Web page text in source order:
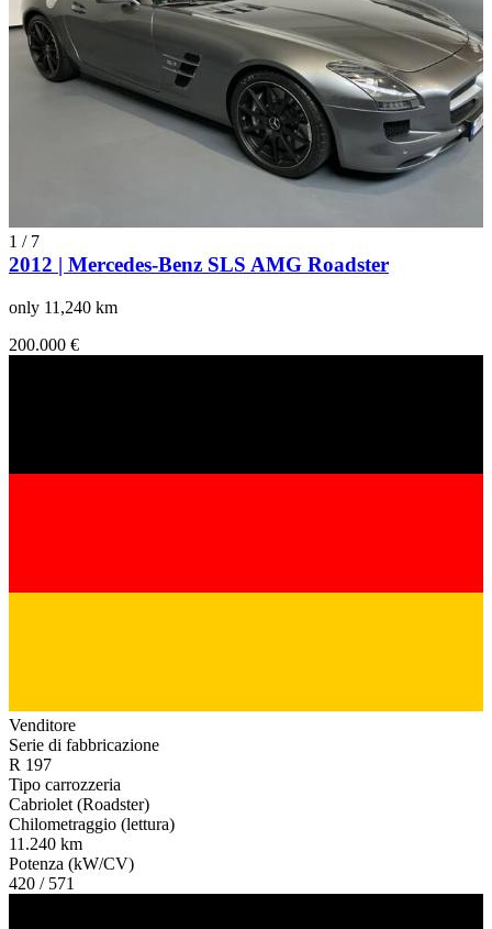
1 / 7
2012 | Mercedes-Benz SLS AMG Roadster
only 11,240 km
200.000 €
Venditore
Serie di fabbricazione
R 197
Tipo carrozzeria
Cabriolet (Roadster)
Chilometraggio (lettura)
11.240 km
Potenza (kW/CV)
420 / 571